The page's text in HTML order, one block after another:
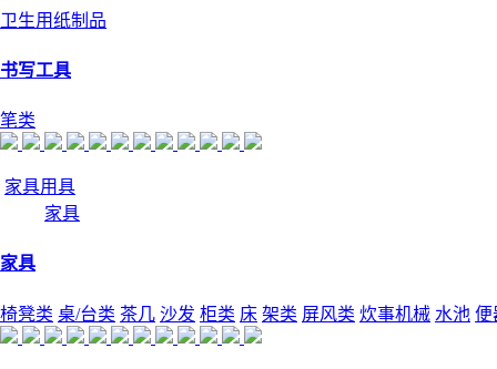
卫生用纸制品
书写工具
笔类
家具用具
家具
家具
椅凳类 桌/台类 茶几 沙发 柜类 床 架类 屏风类 炊事机械 水池 便